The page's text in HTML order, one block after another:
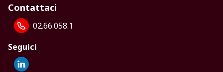
Contattaci
02.66.058.1
Seguici